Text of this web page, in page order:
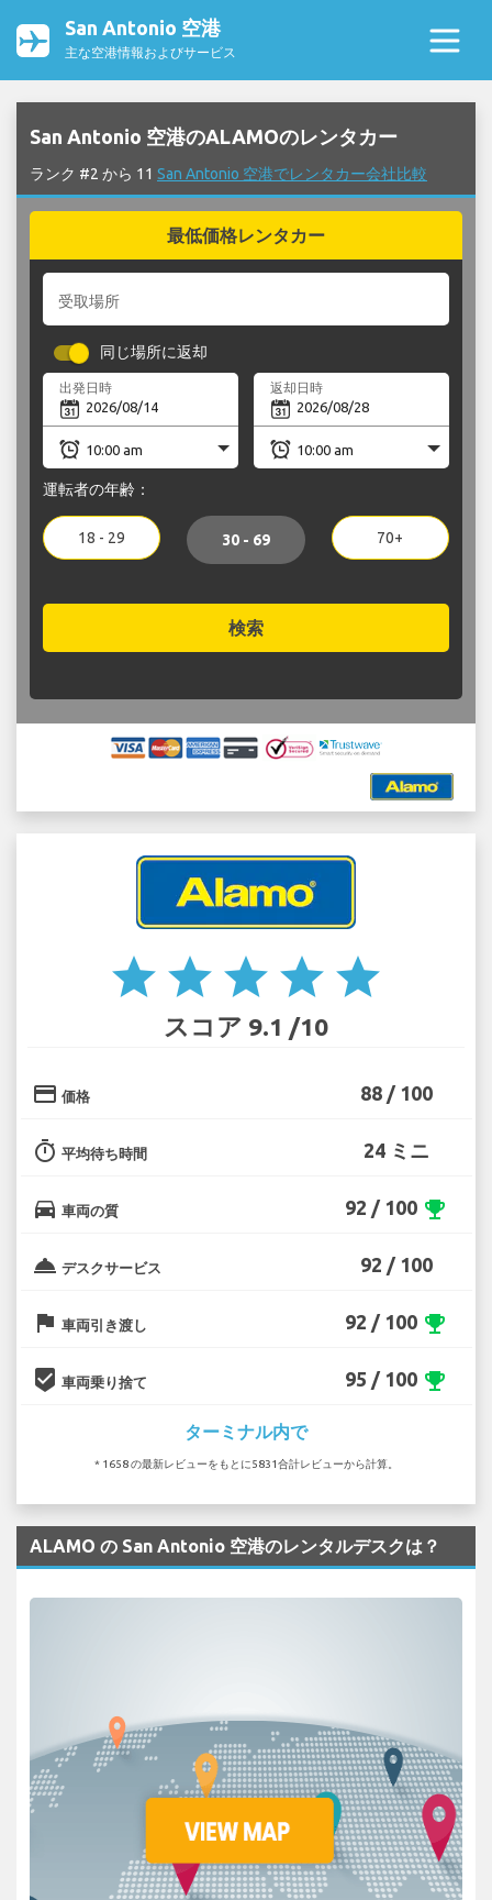
San Antonio 空港
主な空港情報およびサービス
San Antonio 空港のALAMOのレンタカー
ランク #2 から 11 San Antonio 空港でレンタカー会社比較
最低価格レンタカー
受取場所
同じ場所に返却
出発日時 返却日時
運転者の年齢：
18 - 29 30 - 69 70+
検索
star star star star star
スコア 9.1 /10
credit_card 価格 88 / 100
timer 平均待ち時間 24 ミニ
directions_car 車両の質 92 / 100 emoji_events
room_service デスクサービス 92 / 100
flag 車両引き渡し 92 / 100 emoji_events
beenhere 車両乗り捨て 95 / 100 emoji_events
ターミナル内で
* 1658 の最新レビューをもとに5831合計レビューから計算。
ALAMO の San Antonio 空港のレンタルデスクは？